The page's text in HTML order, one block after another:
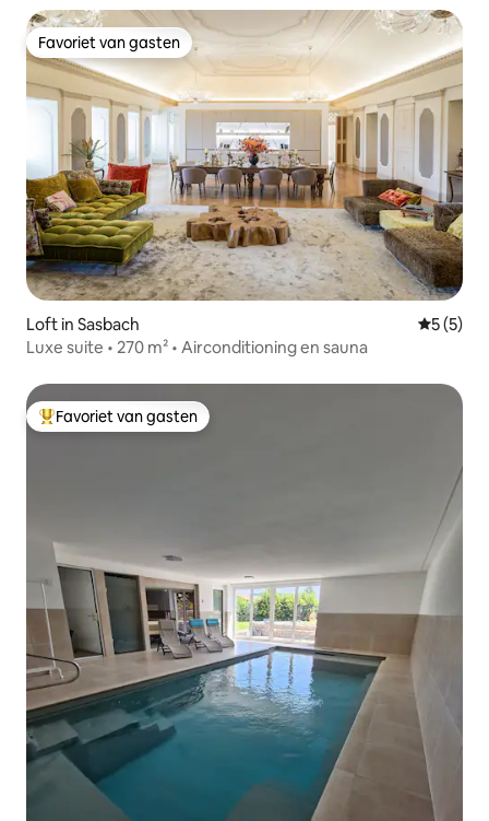
Favoriet van gasten
Favoriet van gasten
Loft in Sasbach
5 (5)
Luxe suite • 270 m² • Airconditioning en sauna
Topfavoriet van gasten
Favoriet van gasten